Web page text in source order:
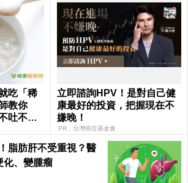
吃「稀
教你
吐不
立即諮詢HPV！是對自己健
康最好的投資，把握現在不
嫌晚！
PR．台灣癌症基金會
脂肪肝不受重視？醫
化、變腫瘤